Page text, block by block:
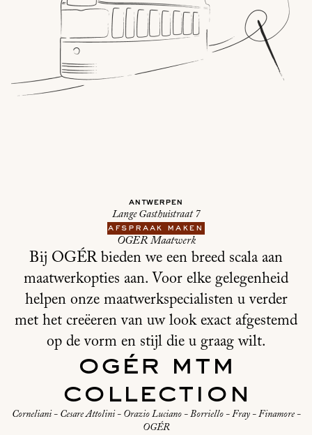
antwerpen
Lange Gasthuistraat 7
afspraak maken
OGER Maatwerk
Bij OGÉR bieden we een breed scala aan
maatwerkopties aan. Voor elke gelegenheid
helpen onze maatwerkspecialisten u verder
met het creëeren van uw look exact afgestemd
op de vorm en stijl die u graag wilt.
ogér mtm
collection
Corneliani - Cesare Attolini - Orazio Luciano - Borriello - Fray - Finamore -
OGÉR